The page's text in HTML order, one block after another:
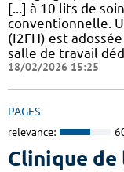
[...] à 10 lits de
conventionnelle.
(I2FH) est
salle de travail
18/02/2026 15:25
PAGES
relevance:
Clinique